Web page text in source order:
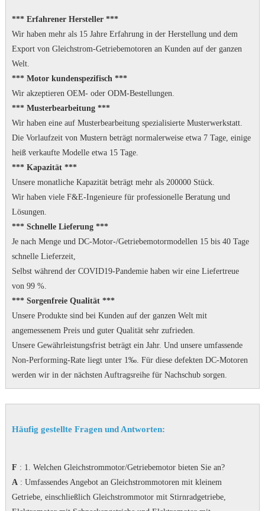
*** Erfahrener Hersteller ***
Wir haben mehr als 15 Jahre Erfahrung in der Herstellung und dem
Export von Gleichstrom-Getriebemotoren an Kunden auf der ganzen
Welt.
*** Motor kundenspezifisch ***
Wir akzeptieren OEM- oder ODM-Bestellungen.
*** Musterbearbeitung ***
Wir haben eine auf Musterbearbeitung spezialisierte Musterwerkstatt.
Die Vorlaufzeit von Mustern beträgt normalerweise etwa 7 Tage, einige
heiß verkaufte Modelle etwa 15 Tage.
*** Kapazität ***
Unsere monatliche Kapazität beträgt mehr als 200000 Stück.
Wir haben viele F&E-Ingenieure für professionelle Beratung und
Lösungen.
*** Schnelle Lieferung ***
Je nach Menge und DC-Motor-/Getriebemotormodellen 15 bis 40 Tage
schnelle Lieferzeit,
Selbst während der COVID19-Pandemie haben wir eine Liefertreue
von 99 %.
*** Sorgenfreie Qualität ***
Unsere Produkte sind bei Kunden auf der ganzen Welt mit
angemessenem Preis und guter Qualität sehr zufrieden.
Unsere Gewährleistungsfrist beträgt ein Jahr. Und unsere umfassende
Non-Performing-Rate liegt unter 1‰. Für diese defekten DC-Motoren
werden wir in der nächsten Auftragsreihe für Nachschub sorgen.
Häufig gestellte Fragen und Antworten:
F : 1. Welchen Gleichstrommotor/Getriebemotor bieten Sie an?
A: Umfassendes Angebot an Gleichstrommotoren mit kleinem
Getriebe, einschließlich Gleichstrommotor mit Stirnradgetriebe,